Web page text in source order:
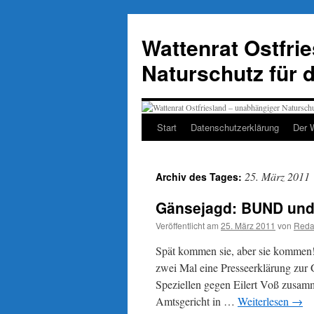
springen
Wattenrat
Naturschutz für
Start Datenschutzerklärung Der
Archiv des Tages: 25. März 2011
Gänsejagd: BUND
Veröffentlicht am 25. März 2011 von
Spät kommen sie, aber sie
zwei Mal eine Presseerklärung
Speziellen gegen Eilert Voß
Amtsgericht in … Weiterlesen →